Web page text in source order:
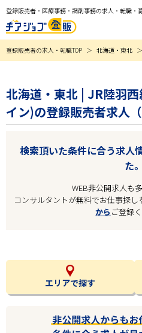
登録販売者・医療事務・調剤事務の求人・転職・
登録販売者の求人・転職TOP 北海道・東北
北海道・東北 | JR陸羽
イン)の登録販売者求人（
検索頂いた条件に合う求人
た。
WEB非公開求人も
コンサルタントが無料でお仕事探
から ご登録
エリアで探す